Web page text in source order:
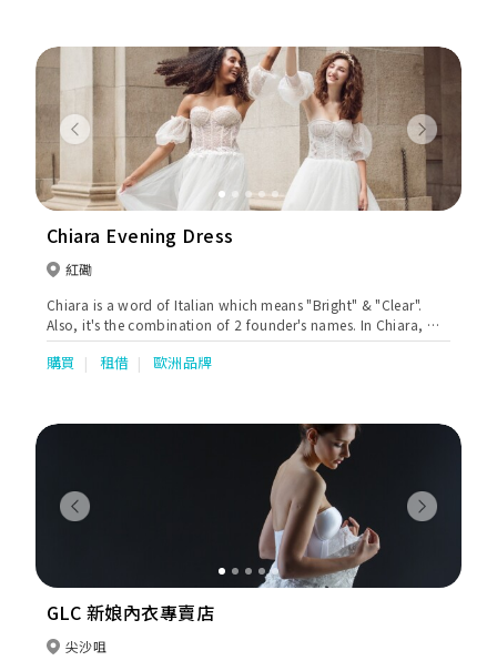
Previous Next
Chiara Evening Dress
紅磡
Chiara is a word of Italian which means "Bright" & "Clear".
Also, it's the combination of 2 founder's names. In Chiara, we
believe everyone is beautiful no matter what shape, size, age,
and gender! Our gowns are available in size XS-XXXL. We are
stunning gowns, you will shine bright and clear like a star.
購買 租借 歐洲品牌
Previous Next
GLC 新娘內衣專賣店
尖沙咀